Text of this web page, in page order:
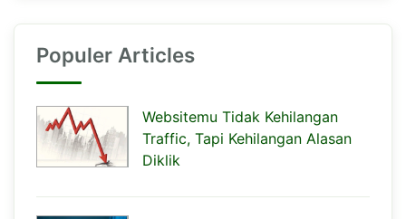
Populer Articles
Websitemu Tidak Kehilangan
Traffic, Tapi Kehilangan Alasan
Diklik